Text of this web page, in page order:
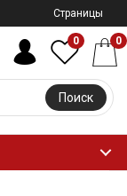
Страницы
Поиск
0 0